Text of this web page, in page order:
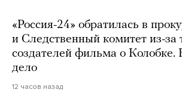
«Россия-24» обратилась в
и Следственный комитет из-за
создателей фильма о Колобке.
дело
12 часов назад